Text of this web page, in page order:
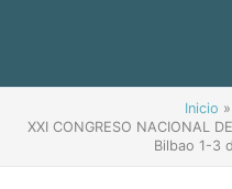
Inicio
XXI CONGRESO NACIONAL
Bilbao 1-3